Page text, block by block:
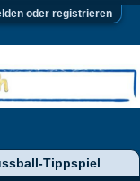
oder registrieren
Tippspiel